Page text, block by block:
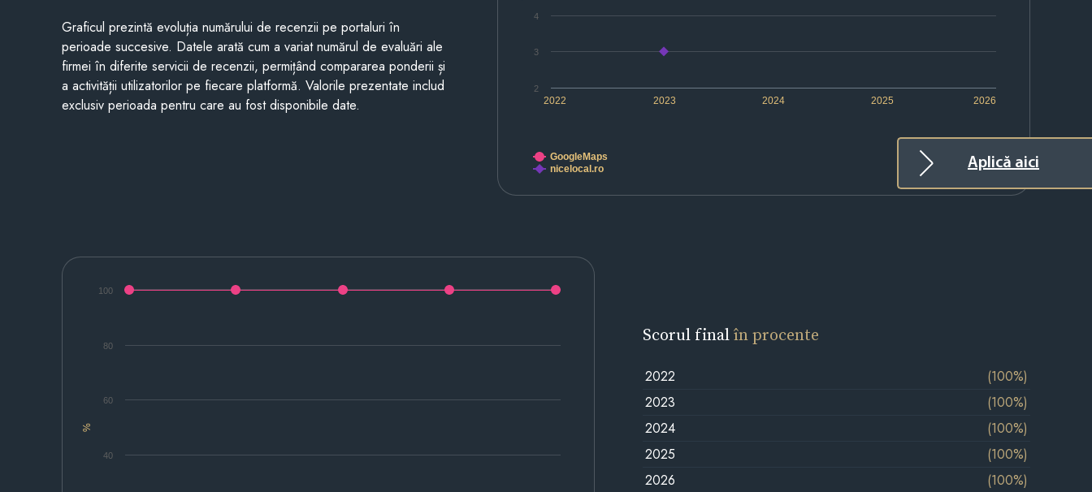
Aplică aici
2022 2023 2024 2025 2026
2
3
4
GoogleMaps
nicelocal.ro
Graficul prezintă evoluția numărului de recenzii pe portaluri în
perioade succesive. Datele arată cum a variat numărul de evaluări ale
firmei în diferite servicii de recenzii, permițând compararea ponderii și
a activității utilizatorilor pe fiecare platformă. Valorile prezentate includ
exclusiv perioada pentru care au fost disponibile date.
%
40
60
80
100
Scorul finalîn procente
2022
(100%)
2023
(100%)
2024
(100%)
2025
(100%)
2026
(100%)